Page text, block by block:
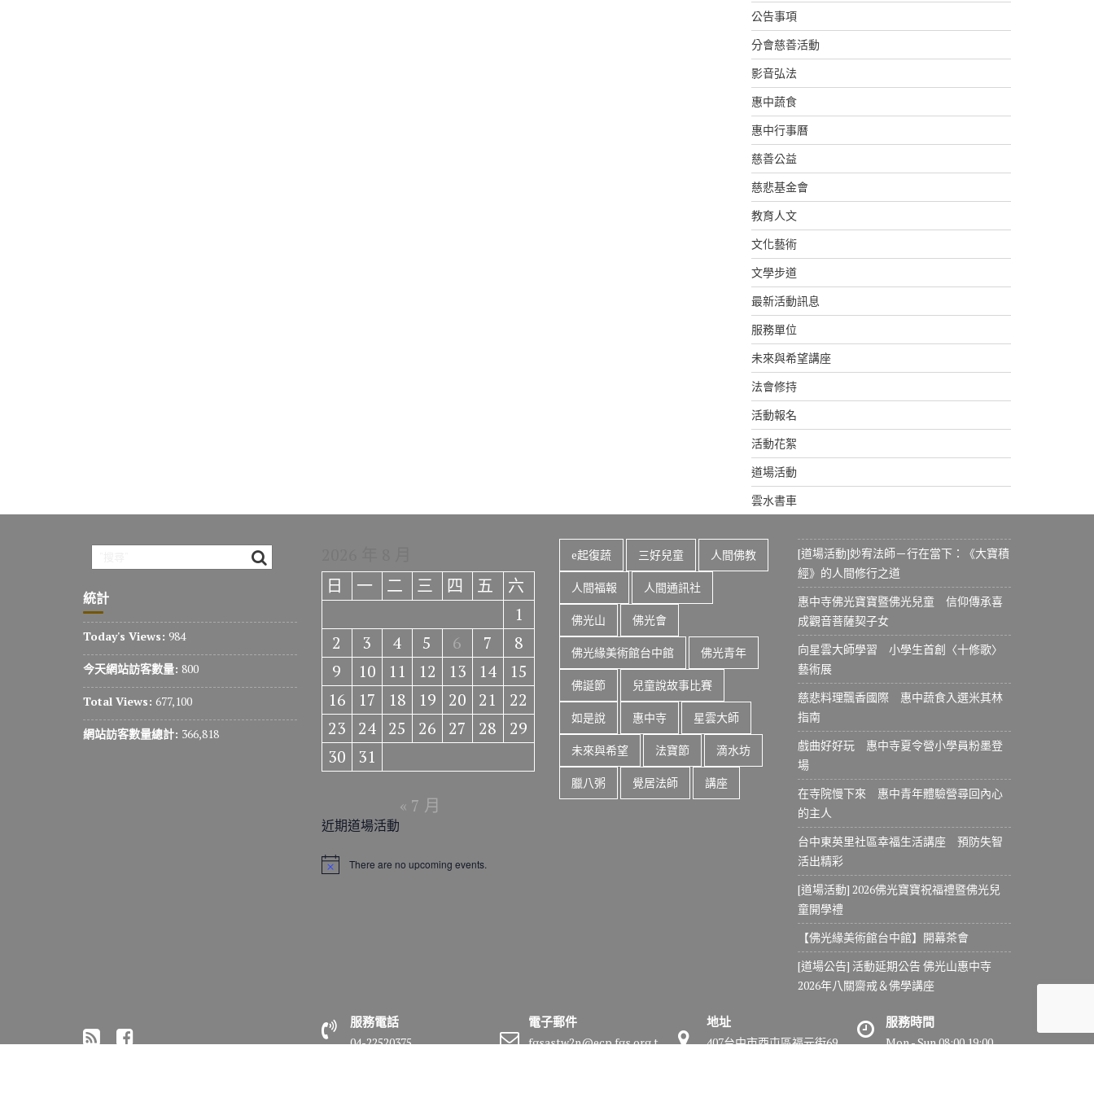
公告事項
分會慈善活動
影音弘法
惠中蔬食
惠中行事曆
慈善公益
慈悲基金會
教育人文
文化藝術
文學步道
最新活動訊息
服務單位
未來與希望講座
法會修持
活動報名
活動花絮
道場活動
雲水書車
統計
Today's Views: 984
今天網站訪客數量: 800
Total Views: 677,100
網站訪客數量總計: 366,818
日
一 二 三 四 五
六
1
2
3 4 5 6 7
8
9
10 11 12 13 14
15
16
17 18 19 20 21
22
23
24 25 26 27 28
29
30
31
« 7 月
近期道場活動
N
There are no upcoming events.
e起復蔬 三好兒童 人間佛教
人間福報 人間通訊社
佛光山 佛光會
佛光緣美術館台中館 佛光青年
佛誕節 兒童說故事比賽
如是說 惠中寺 星雲大師
未來與希望 法寶節 滴水坊
臘八粥 覺居法師 講座
[道場活動]妙宥法師－行在當下：《大寶積
經》的人間修行之道
惠中寺佛光寶寶暨佛光兒童 信仰傳承喜
成觀音菩薩契子女
向星雲大師學習 小學生首創〈十修歌〉
藝術展
慈悲料理飄香國際 惠中蔬食入選米其林
指南
戲曲好好玩 惠中寺夏令營小學員粉墨登
場
在寺院慢下來 惠中青年體驗營尋回內心
的主人
台中東英里社區幸福生活講座 預防失智
活出精彩
[道場活動] 2026佛光寶寶祝福禮暨佛光兒
童開學禮
【佛光緣美術館台中館】開幕茶會
[道場公告] 活動延期公告 佛光山惠中寺
2026年八關齋戒＆佛學講座
服務電話
04-22520375
電子郵件
fgsastw2n@ecp.fgs.org.t
地址
407台中市西屯區福元街69
服務時間
Mon - Sun 08:00 19:00